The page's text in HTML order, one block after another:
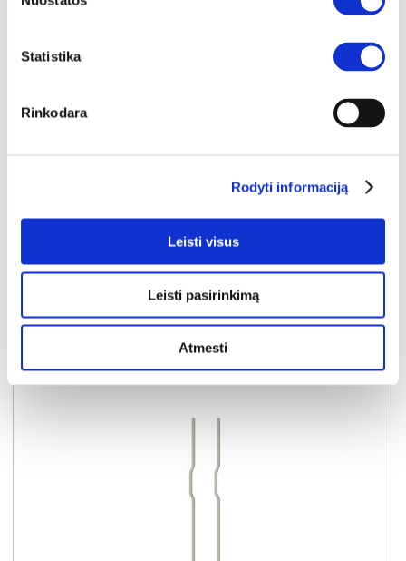
Statistika
Rinkodara
Rodyti informaciją
Leisti visus
Leisti pasirinkimą
Atmesti
BRAGA spintų 04/05 rankenėlė (1vnt.) (Kaszmir)
Kaina:
14€
Į krepšelį